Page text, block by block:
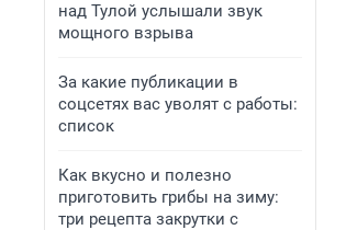
над Тулой услышали звук
мощного взрыва
За какие публикации в
соцсетях вас уволят с работы:
список
Как вкусно и полезно
приготовить грибы на зиму:
три рецепта закрутки с